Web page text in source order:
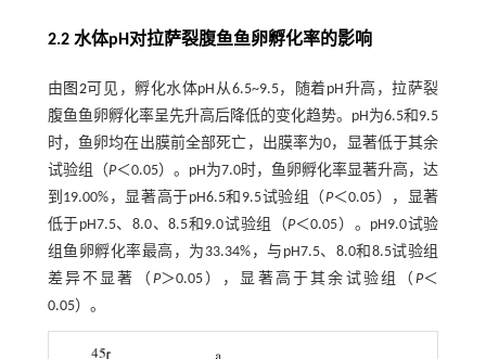
2.2 水体pH对拉萨裂腹鱼鱼卵孵化率的影响
由 图2可见，孵化水体pH从6.5~9.5，随着pH升高，拉萨裂
腹鱼鱼卵孵化率呈先升高后降低的变化趋势。pH为6.5和9.5
时，鱼卵均在出膜前全部死亡，出膜率为0，显著低于其余
试验组（P＜0.05）。pH为7.0时，鱼卵孵化率显著升高，达
到19.00%，显著高于pH6.5和9.5试验组（ P＜0.05），显著
低于pH7.5、8.0、8.5和9.0试验组（P＜0.05）。pH9.0试验
组鱼卵孵化率最高，为33.34%，与pH7.5、8.0和8.5试验组
差异不显著（ P＞0.05），显著高于其余试验组（P＜
0.05）。